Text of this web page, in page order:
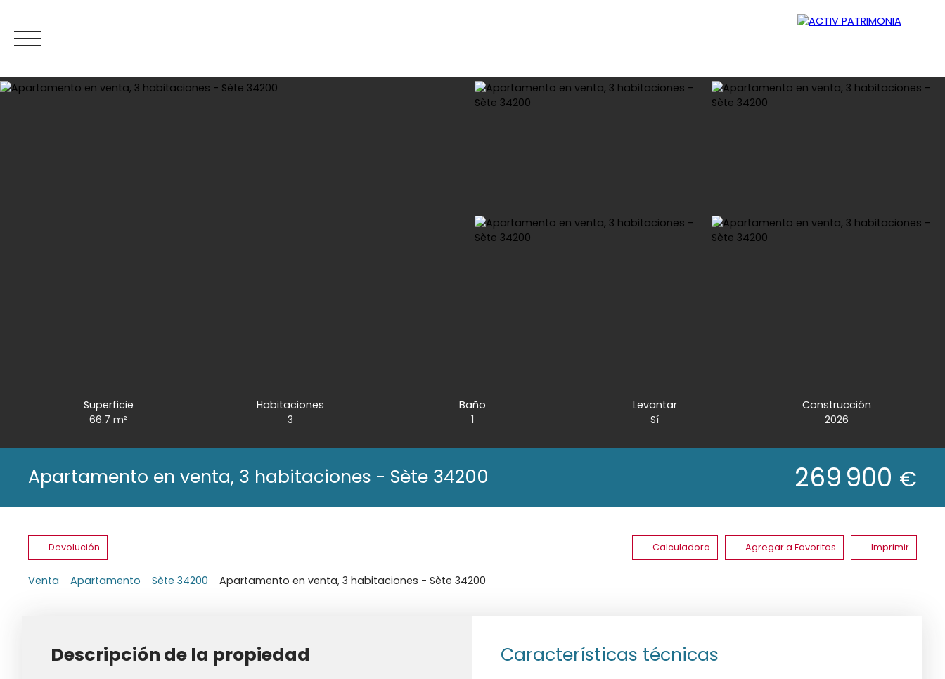
Superficie
66.7 m²
Habitaciones
3
Baño
1
Levantar
Sí
Construcción
2026
Apartamento en venta, 3 habitaciones - Sète 34200 269 900 €
Devolución Calculadora Agregar a Favoritos Imprimir
Venta Apartamento Sète 34200 Apartamento en venta, 3 habitaciones - Sète 34200
Descripción de la propiedad Características técnicas